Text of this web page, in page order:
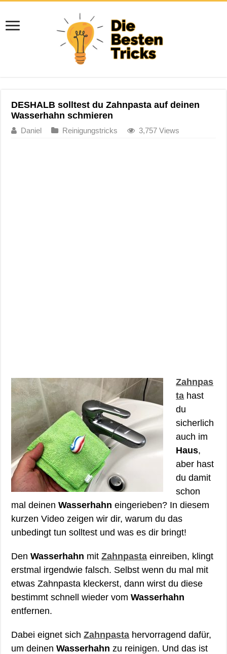
DESHALB solltest du Zahnpasta auf deinen
Wasserhahn schmieren
Daniel Reinigungstricks 3,757 Views
Zahnpas
ta hast
du
sicherlich
auch im
Haus,
aber hast
du damit
schon
mal deinenWasserhahn eingerieben? In diesem
kurzen Video zeigen wir dir, warum du das
unbedingt tun solltest und was es dir bringt!
DenWasserhahn mitZahnpasta einreiben, klingt
erstmal irgendwie falsch. Selbst wenn du mal mit
etwas Zahnpasta kleckerst, dann wirst du diese
bestimmt schnell wieder vomWasserhahn
entfernen.
Dabei eignet sichZahnpasta hervorragend dafür,
um deinenWasserhahn zu reinigen. Und das ist